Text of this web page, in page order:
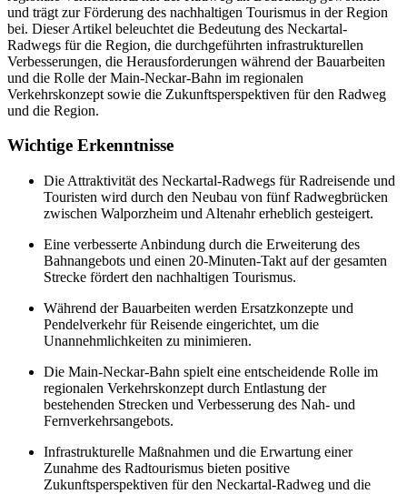
und trägt zur Förderung des nachhaltigen Tourismus in der Region
bei. Dieser Artikel beleuchtet die Bedeutung des Neckartal-
Radwegs für die Region, die durchgeführten infrastrukturellen
Verbesserungen, die Herausforderungen während der Bauarbeiten
und die Rolle der Main-Neckar-Bahn im regionalen
Verkehrskonzept sowie die Zukunftsperspektiven für den Radweg
und die Region.
Wichtige Erkenntnisse
Die Attraktivität des Neckartal-Radwegs für Radreisende und
Touristen wird durch den Neubau von fünf Radwegbrücken
zwischen Walporzheim und Altenahr erheblich gesteigert.
Eine verbesserte Anbindung durch die Erweiterung des
Bahnangebots und einen 20-Minuten-Takt auf der gesamten
Strecke fördert den nachhaltigen Tourismus.
Während der Bauarbeiten werden Ersatzkonzepte und
Pendelverkehr für Reisende eingerichtet, um die
Unannehmlichkeiten zu minimieren.
Die Main-Neckar-Bahn spielt eine entscheidende Rolle im
regionalen Verkehrskonzept durch Entlastung der
bestehenden Strecken und Verbesserung des Nah- und
Fernverkehrsangebots.
Infrastrukturelle Maßnahmen und die Erwartung einer
Zunahme des Radtourismus bieten positive
Zukunftsperspektiven für den Neckartal-Radweg und die